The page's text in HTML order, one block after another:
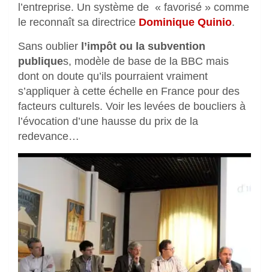
l’entreprise. Un système de « favorisé » comme
le reconnaît sa directrice Dominique Quinio.
Sans oublier l’impôt ou la subvention
publiques, modèle de base de la BBC mais
dont on doute qu’ils pourraient vraiment
s’appliquer à cette échelle en France pour des
facteurs culturels. Voir les levées de boucliers à
l’évocation d’une hausse du prix de la
redevance…